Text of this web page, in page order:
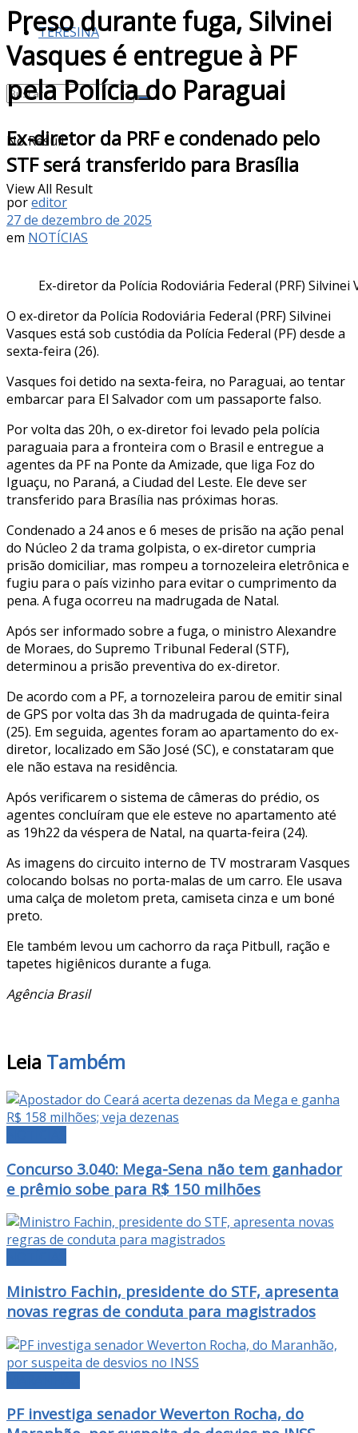
TERESINA
No Result
View All Result
Preso durante fuga, Silvinei
Vasques é entregue à PF
pela Polícia do Paraguai
Ex-diretor da PRF e condenado pelo
STF será transferido para Brasília
poreditor
27 de dezembro de 2025
em NOTÍCIAS
Ex-diretor da Polícia Rodoviária Federal (PRF)
O ex-diretor da Polícia Rodoviária Federal (PRF) Silvinei
Vasques está sob custódia da Polícia Federal (PF) desde a
sexta-feira (26).
Vasques foi detido na sexta-feira, no Paraguai, ao tentar
embarcar para El Salvador com um passaporte falso.
Por volta das 20h, o ex-diretor foi levado pela polícia
paraguaia para a fronteira com o Brasil e entregue a
agentes da PF na Ponte da Amizade, que liga Foz do
Iguaçu, no Paraná, a Ciudad del Leste. Ele deve ser
transferido para Brasília nas próximas horas.
Condenado a 24 anos e 6 meses de prisão na ação penal
do Núcleo 2 da trama golpista, o ex-diretor cumpria
prisão domiciliar, mas rompeu a tornozeleira eletrônica e
fugiu para o país vizinho para evitar o cumprimento da
pena. A fuga ocorreu na madrugada de Natal.
Após ser informado sobre a fuga, o ministro Alexandre
de Moraes, do Supremo Tribunal Federal (STF),
determinou a prisão preventiva do ex-diretor.
De acordo com a PF, a tornozeleira parou de emitir sinal
de GPS por volta das 3h da madrugada de quinta-feira
(25). Em seguida, agentes foram ao apartamento do ex-
diretor, localizado em São José (SC), e constataram que
ele não estava na residência.
Após verificarem o sistema de câmeras do prédio, os
agentes concluíram que ele esteve no apartamento até
as 19h22 da véspera de Natal, na quarta-feira (24).
As imagens do circuito interno de TV mostraram Vasques
colocando bolsas no porta-malas de um carro. Ele usava
uma calça de moletom preta, camiseta cinza e um boné
preto.
Ele também levou um cachorro da raça Pitbull, ração e
tapetes higiênicos durante a fuga.
Agência Brasil
Leia Também
Concurso 3.040: Mega-Sena não tem ganhador
e prêmio sobe para R$ 150 milhões
Ministro Fachin, presidente do STF, apresenta
novas regras de conduta para magistrados
PF investiga senador Weverton Rocha, do